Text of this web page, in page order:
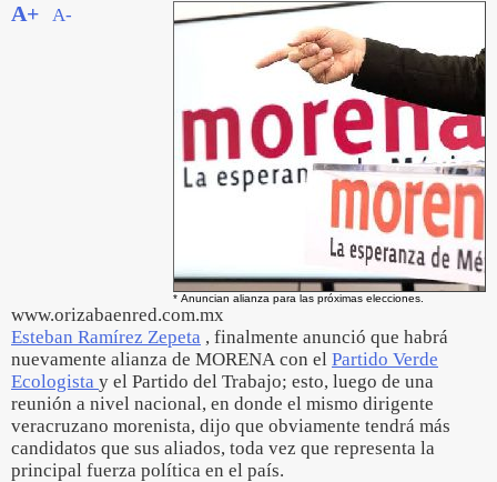
* Anuncian alianza para las próximas elecciones.
A+ A-
www.orizabaenred.com.mx
Esteban Ramírez Zepeta , finalmente anunció que habrá
nuevamente alianza de MORENA con el Partido Verde
Ecologista y el Partido del Trabajo; esto, luego de una
reunión a nivel nacional, en donde el mismo dirigente
veracruzano morenista, dijo que obviamente tendrá más
candidatos que sus aliados, toda vez que representa la
principal fuerza política en el país.